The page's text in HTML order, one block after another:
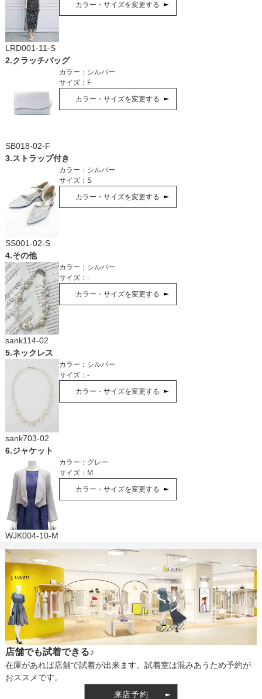
カラー・サイズを変更する
LRD001-11-S
2.クラッチバッグ
カラー： シルバー
サイズ： F
カラー・サイズを変更する
SB018-02-F
3.ストラップ付き
カラー： シルバー
サイズ： S
カラー・サイズを変更する
SS001-02-S
4.その他
カラー： シルバー
サイズ： -
カラー・サイズを変更する
sank114-02
5.ネックレス
カラー： シルバー
サイズ： -
カラー・サイズを変更する
sank703-02
6.ジャケット
カラー： グレー
サイズ： M
カラー・サイズを変更する
WJK004-10-M
店舗でも試着できる♪
在庫があれば店舗で試着が出来ます。試着室は混みあうため予約が
おススメです。
来店予約